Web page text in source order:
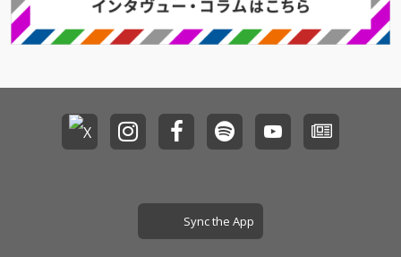
HE ANIMATION』オー
プニング主題歌「Hell
o」などを含むシング
HE ANIMATION』オー
プニング主題歌「Hell
o」などを含むシング
Sync the App